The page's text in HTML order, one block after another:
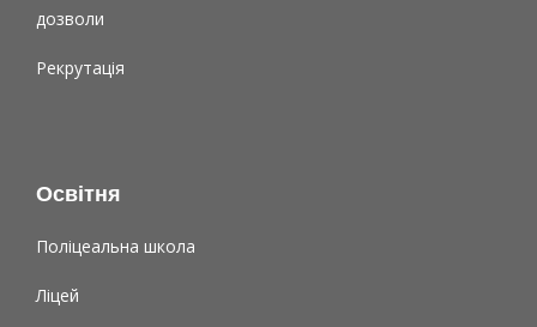
дозволи
Рекрутація
Освітня
Поліцеальна школа
Ліцей